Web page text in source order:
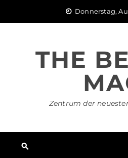
Donnerstag,
THE
Zentrum der